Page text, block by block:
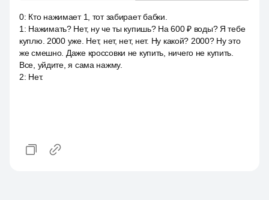
0: Кто нажимает 1, тот забирает бабки.
1 : Нажимать? Нет, ну че ты купишь? На 600 ₽ воды? Я тебе
куплю. 2000 уже. Нет, нет, нет, нет. Ну какой? 2000? Ну это
же смешно. Даже кроссовки не купить, ничего не купить.
Все, уйдите, я сама нажму.
2: Нет.